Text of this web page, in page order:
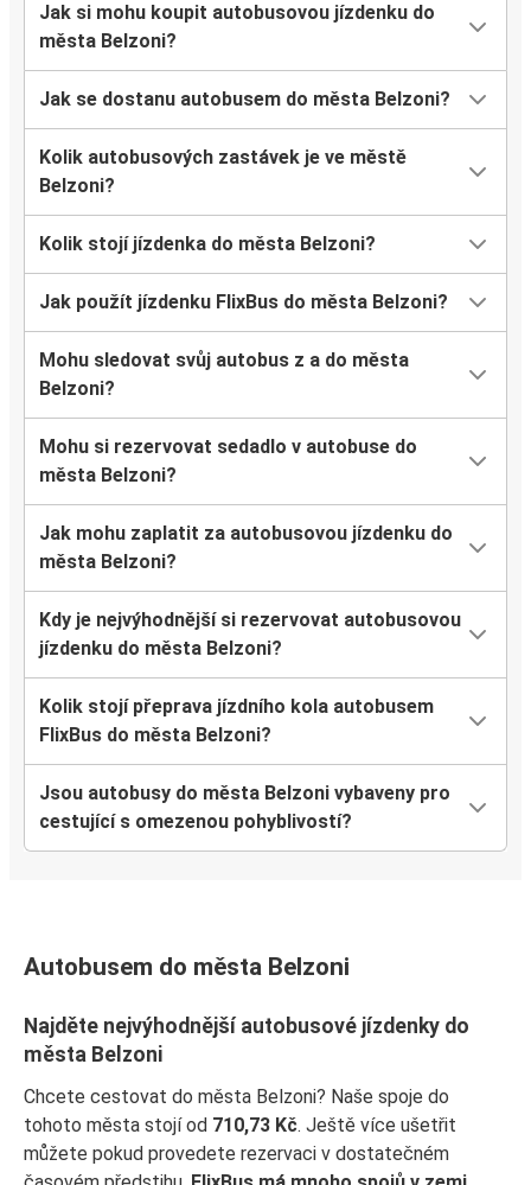
Jak si mohu koupit autobusovou jízdenku do
města Belzoni?
Jak se dostanu autobusem do města Belzoni?
Kolik autobusových zastávek je ve městě
Belzoni?
Kolik stojí jízdenka do města Belzoni?
Jak použít jízdenku FlixBus do města Belzoni?
Mohu sledovat svůj autobus z a do města
Belzoni?
Mohu si rezervovat sedadlo v autobuse do
města Belzoni?
Jak mohu zaplatit za autobusovou jízdenku do
města Belzoni?
Kdy je nejvýhodnější si rezervovat autobusovou
jízdenku do města Belzoni?
Kolik stojí přeprava jízdního kola autobusem
FlixBus do města Belzoni?
Jsou autobusy do města Belzoni vybaveny pro
cestující s omezenou pohyblivostí?
Autobusem do města Belzoni
Najděte nejvýhodnější autobusové jízdenky do
města Belzoni
Chcete cestovat do města Belzoni? Naše spoje do
tohoto města stojí od 710,73 Kč. Ještě více ušetřit
můžete pokud provedete rezervaci v dostatečném